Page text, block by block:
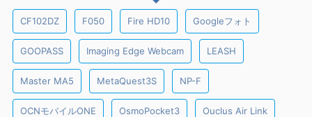
CF102DZ F050 Fire HD10 Googleフォト
GOOPASS Imaging Edge Webcam LEASH
Master MA5 MetaQuest3S NP-F
OCNモバイルONE OsmoPocket3 Ouclus Air Link